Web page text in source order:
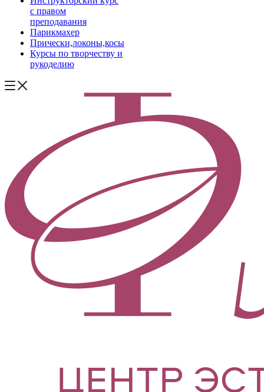
с правом
преподавания
Парикмахер
Прически,локоны,косы
Курсы по творчеству и
рукоделию